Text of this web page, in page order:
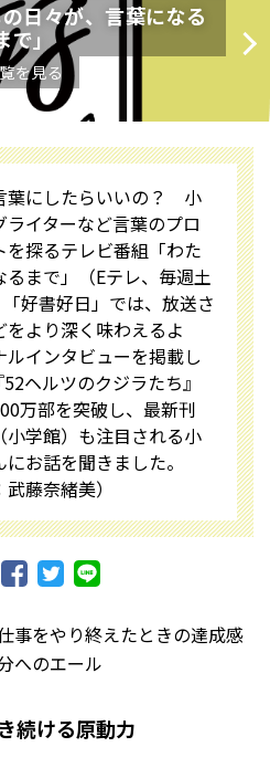
日々が、言葉になる
で」
を見る
葉にしたらいいの？ 小
イターなど言葉のプロ
を探るテレビ番組「わた
まで」（Eテレ、毎週土
好書好日」では、放送さ
より深く味わえるよ
インタビューを掲載し
ヘルツのクジラたち』
万部を突破し、最新刊
小学館）も注目される小
お話を聞きました。
藤奈緒美）
事をやり終えたときの達成感
へのエール
続ける原動力